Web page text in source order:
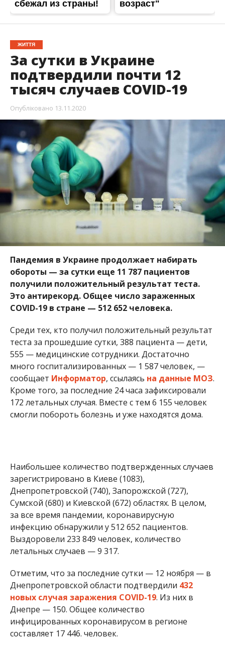
Пандемия в Украине продолжает набирать
обороты —за сутки еще 11 787 пациентов
получили положительный результат теста.
Это антирекорд.Общее число зараженных
COVID-19 в стране — 512 652 человека.
Среди тех, кто получил положительный результат
теста за прошедшие сутки, 388 пациента — дети,
555 — медицинские сотрудники. Достаточно
много госпитализированных — 1 587 человек, —
Информатор на данные МОЗ
Кроме того, за последние 24 часа зафиксировали
172 летальных случая. Вместе с тем 6 155 человек
смогли побороть болезнь и уже находятся дома.
Наибольшее количество подтвержденных случаев
зарегистрировано в Киеве (1083),
Днепропетровской (740), Запорожской (727),
Сумской (680) и Киевской (672) областях. В целом,
за все время пандемии, коронавирусную
инфекцию обнаружили у 512 652 пациентов.
Выздоровели 233 849 человек, количество
летальных случаев — 9 317.
Днепре — 150. Общее количество
инфицированных коронавирусом в регионе
составляет 17 446. человек.
Статистика заболеваемости коронавирусной
инфекцией в Украине: